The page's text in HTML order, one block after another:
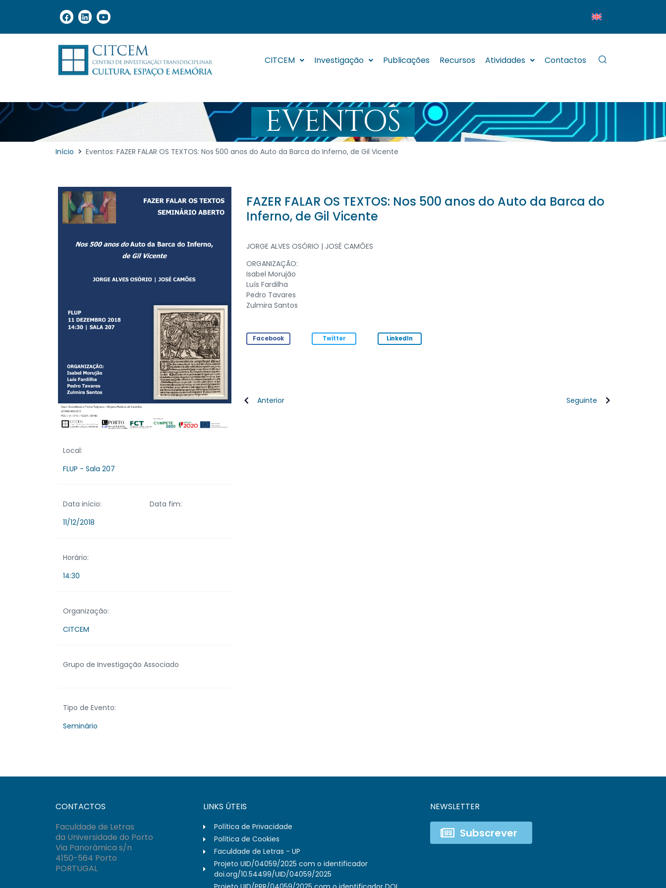
CITCEM Investigação Publicações Recursos Atividades Contactos
EVENTOS
Início Eventos: FAZER FALAR OS TEXTOS: Nos 500 anos do Auto da Barca do Inferno, de Gil Vicente
Local:
FLUP - Sala 207
Data início:
11/12/2018
Data fim:
Horário:
14:30
Organização:
CITCEM
Grupo de Investigação Associado
Tipo de Evento:
Seminário
FAZER FALAR OS TEXTOS: Nos 500 anos do Auto da Barca do
Inferno, de Gil Vicente
JORGE ALVES OSÓRIO | JOSÉ CAMÕES
ORGANIZAÇÃO:
Isabel Morujão
Luís Fardilha
Pedro Tavares
Zulmira Santos
Facebook Twitter LinkedIn
Anterior Seguinte
CONTACTOS
Faculdade de Letras
da Universidade do Porto
Via Panorâmica s/n
4150-564 Porto
PORTUGAL
LINKS ÚTEIS
Política de Privacidade
Política de Cookies
Faculdade de Letras - UP
Projeto UID/04059/2025 com o identificador
doi.org/10.54499/UID/04059/2025
NEWSLETTER
Subscrever